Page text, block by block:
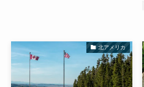
北アメリカ